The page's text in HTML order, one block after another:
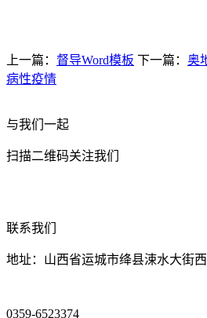
上一篇： 督导Word模板 下一篇： 奥
病性疫情
与我们一起
扫描二维码关注我们
联系我们
地址：山西省运城市绛县涑水大街
0359-6523374